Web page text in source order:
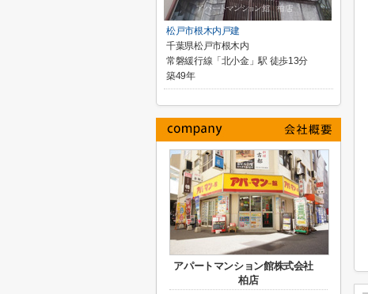
松戸市根木内戸建
千葉県松戸市根木内
常磐緩行線「北小金」駅 徒歩13分
築49年
アパートマンション館株式会社
柏店